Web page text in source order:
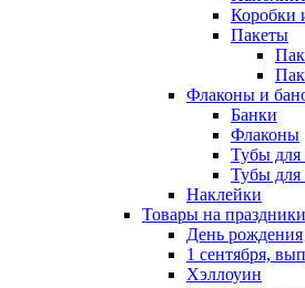
Коробки
Пакеты
Флаконы и
Банки
Флаконы
Тубы для
Тубы для
Наклейки
Товары на праздники
День рождения
1 сентября,
Хэллоуин